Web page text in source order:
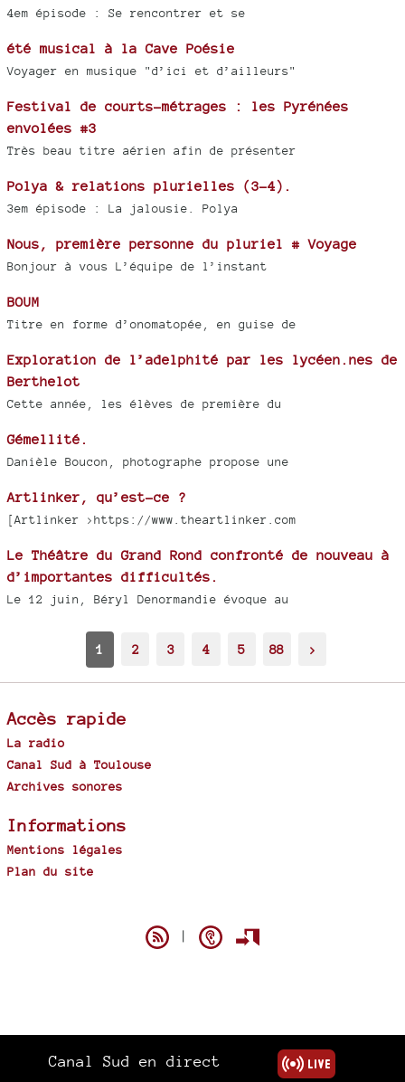
4em épisode : Se rencontrer et se
été musical à la Cave Poésie
Voyager en musique "d’ici et d’ailleurs"
Festival de courts-métrages : les Pyrénées
envolées #3
Très beau titre aérien afin de présenter
Polya & relations plurielles (3-4).
3em épisode : La jalousie. Polya
Nous, première personne du pluriel # Voyage
Bonjour à vous L’équipe de l’instant
BOUM
Titre en forme d’onomatopée, en guise de
Exploration de l’adelphité par les lycéen.nes de
Berthelot
Cette année, les élèves de première du
Gémellité.
Danièle Boucon, photographe propose une
Artlinker, qu’est-ce ?
[Artlinker >https://www.theartlinker.com
Le Théâtre du Grand Rond confronté de nouveau à
d’importantes difficultés.
Le 12 juin, Béryl Denormandie évoque au
1 2 3 4 5 88 >
Accès rapide
La radio
Canal Sud à Toulouse
Archives sonores
Informations
Mentions légales
Plan du site
|
Canal Sud en direct